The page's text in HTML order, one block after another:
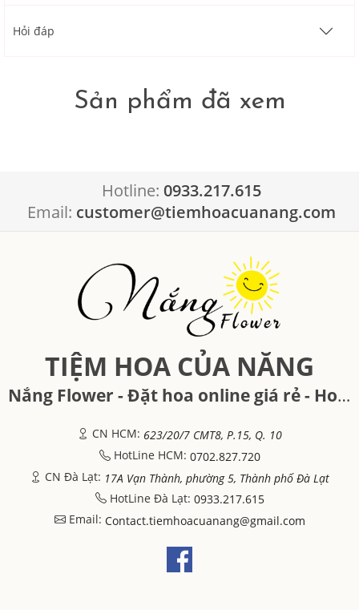
Hỏi đáp
Sản phẩm đã xem
Hotline: 0933.217.615
Email: customer@tiemhoacuanang.com
TIỆM HOA CỦA NĂNG
Nắng Flower - Đặt hoa online giá rẻ - Hoa tươi Đà Lạt, Hồ Chí Minh
CN HCM: 623/20/7 CMT8, P.15, Q. 10
HotLine HCM: 0702.827.720
CN Đà Lạt: 17A Vạn Thành, phường 5, Thành phố Đà Lạt
HotLine Đà Lạt: 0933.217.615
Email: Contact.tiemhoacuanang@gmail.com